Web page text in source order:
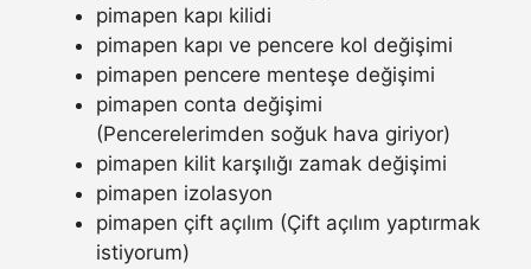
pimapen kapı kilidi
pimapen kapı ve pencere kol değişimi
pimapen pencere menteşe değişimi
pimapen conta değişimi
(Pencerelerimden soğuk hava giriyor)
pimapen kilit karşılığı zamak değişimi
pimapen izolasyon
pimapen çift açılım (Çift açılım yaptırmak
istiyorum)